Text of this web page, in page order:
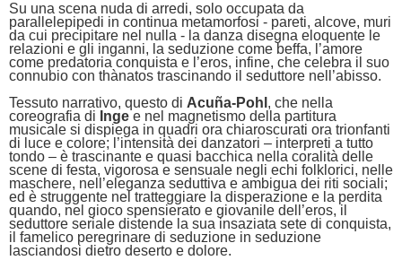
Su una scena nuda di arredi, solo occupata da
parallelepipedi in continua metamorfosi - pareti, alcove, muri
da cui precipitare nel nulla - la danza disegna eloquente le
relazioni e gli inganni, la seduzione come beffa, l’amore
come predatoria conquista e l’eros, infine, che celebra il suo
connubio con thànatos trascinando il seduttore nell’abisso.
Tessuto narrativo, questo di Acuña-Pohl , che nella
coreografia di Inge e nel magnetismo della partitura
musicale si dispiega in quadri ora chiaroscurati ora trionfanti
di luce e colore; l’intensità dei danzatori – interpreti a tutto
tondo – è trascinante e quasi bacchica nella coralità delle
scene di festa, vigorosa e sensuale negli echi folklorici, nelle
maschere, nell’eleganza seduttiva e ambigua dei riti sociali;
ed è struggente nel tratteggiare la disperazione e la perdita
quando, nel gioco spensierato e giovanile dell’eros, il
seduttore seriale distende la sua insaziata sete di conquista,
il famelico peregrinare di seduzione in seduzione
lasciandosi dietro deserto e dolore.